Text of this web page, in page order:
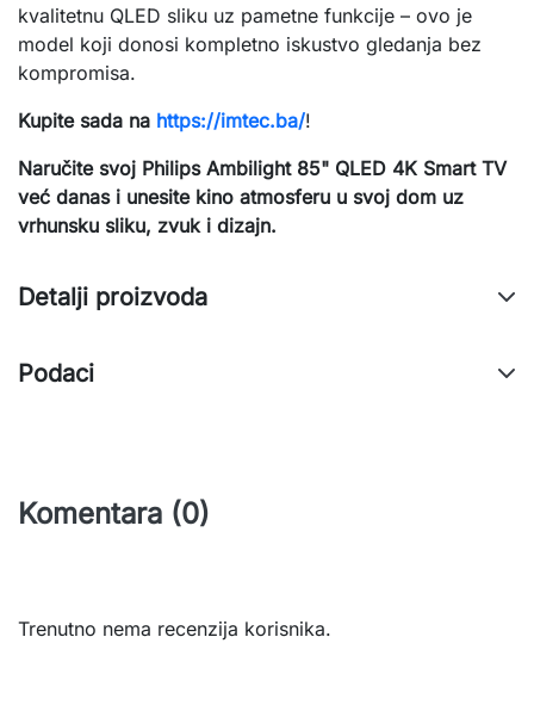
kvalitetnu QLED sliku uz pametne funkcije – ovo je
model koji donosi kompletno iskustvo gledanja bez
kompromisa.
Kupite sada na https://imtec.ba/!
Naručite svoj Philips Ambilight 85" QLED 4K Smart TV
već danas i unesite kino atmosferu u svoj dom uz
vrhunsku sliku, zvuk i dizajn.
Detalji proizvoda
Podaci
Komentara (0)
Trenutno nema recenzija korisnika.